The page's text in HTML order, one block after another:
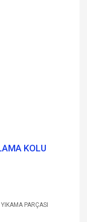
KOLU
PARÇASI